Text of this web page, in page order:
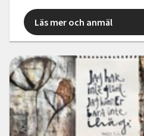
Läs mer och anmäl